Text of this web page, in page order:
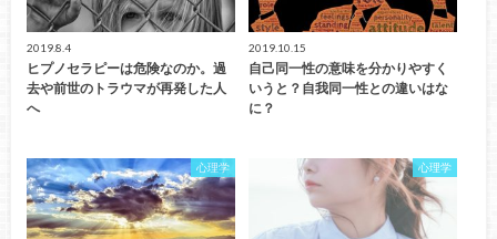
2019.8.4
ヒプノセラピーは危険なのか。過
去や前世のトラウマが再発した人
へ
2019.10.15
自己同一性の意味を分かりやすく
いうと？自我同一性との違いはな
に？
心理学 心理学